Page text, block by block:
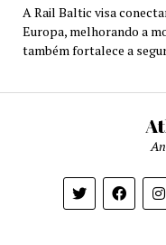
A Rail Baltic visa
Europa, melhorando a
também fortalece a